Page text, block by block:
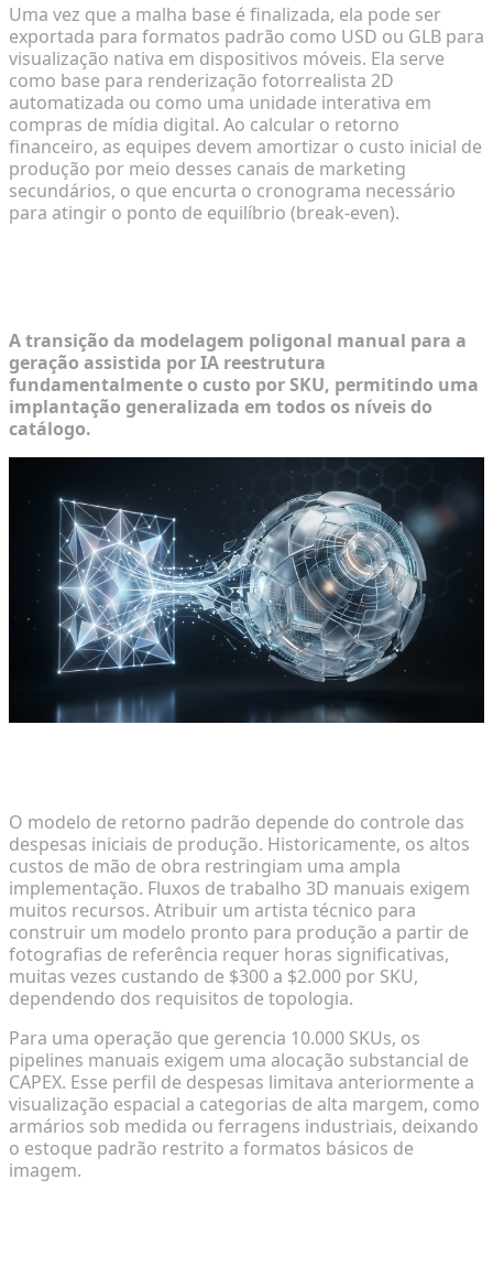
Uma vez que a malha base é finalizada, ela pode ser
exportada para formatos padrão como USD ou GLB para
visualização nativa em dispositivos móveis. Ela serve
como base para renderização fotorrealista 2D
automatizada ou como uma unidade interativa em
compras de mídia digital. Ao calcular o retorno
financeiro, as equipes devem amortizar o custo inicial de
produção por meio desses canais de marketing
secundários, o que encurta o cronograma necessário
para atingir o ponto de equilíbrio (break-even).
A transição da modelagem poligonal manual para a
geração assistida por IA reestrutura
fundamentalmente o custo por SKU, permitindo uma
implantação generalizada em todos os níveis do
catálogo.
O modelo de retorno padrão depende do controle das
despesas iniciais de produção. Historicamente, os altos
custos de mão de obra restringiam uma ampla
implementação. Fluxos de trabalho 3D manuais exigem
muitos recursos. Atribuir um artista técnico para
construir um modelo pronto para produção a partir de
fotografias de referência requer horas significativas,
muitas vezes custando de $300 a $2.000 por SKU,
dependendo dos requisitos de topologia.
Para uma operação que gerencia 10.000 SKUs, os
pipelines manuais exigem uma alocação substancial de
CAPEX. Esse perfil de despesas limitava anteriormente a
visualização espacial a categorias de alta margem, como
armários sob medida ou ferragens industriais, deixando
o estoque padrão restrito a formatos básicos de
imagem.